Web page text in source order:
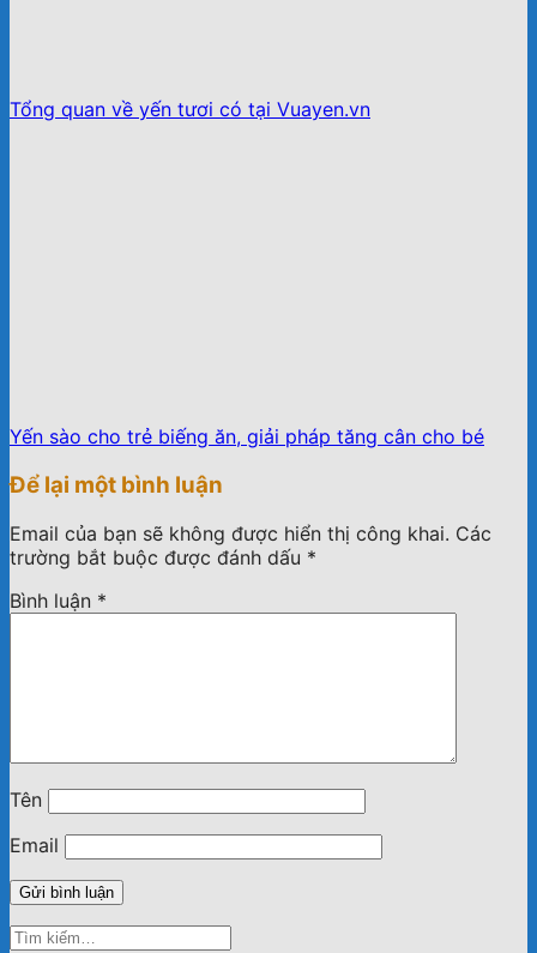
Tổng quan về yến tươi có tại Vuayen.vn
Yến sào cho trẻ biếng ăn, giải pháp tăng cân cho bé
Để lại một bình luận
Email của bạn sẽ không được hiển thị công khai. Các
trường bắt buộc được đánh dấu *
Bình luận *
Tên
Email